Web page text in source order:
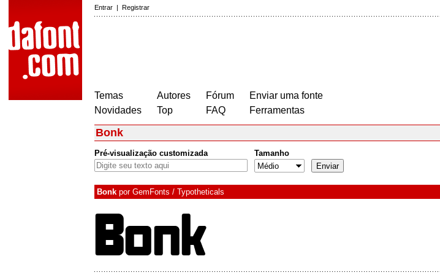
Entrar | Registrar
Temas
Novidades
Autores
Top
Fórum
FAQ
Enviar uma fonte
Ferramentas
Bonk
Pré-visualização customizada Tamanho
Bonk por GemFonts / Typotheticals